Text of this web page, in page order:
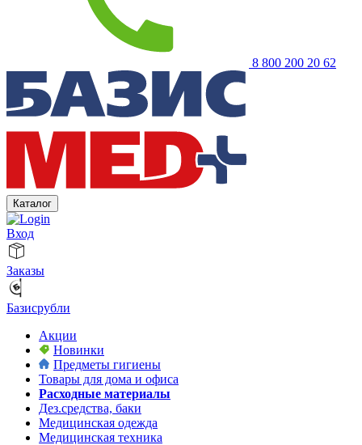
8 800 200 20 62
Каталог
Вход
Заказы
Базисрубли
Акции
Новинки
Предметы гигиены
Товары для дома и офиса
Расходные материалы
Дез.средства, баки
Медицинская одежда
Медицинская техника